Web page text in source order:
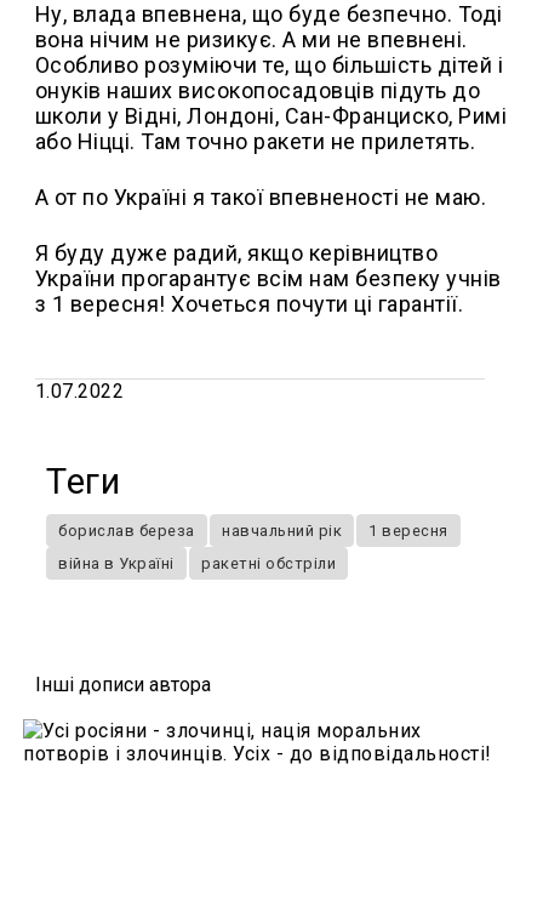
Ну, влада впевнена, що буде безпечно. Тоді
вона нічим не ризикує. А ми не впевнені.
Особливо розуміючи те, що більшість дітей і
онуків наших високопосадовців підуть до
школи у Відні, Лондоні, Сан-Франциско, Римі
або Ніцці. Там точно ракети не прилетять.
А от по Україні я такої впевненості не маю.
Я буду дуже радий, якщо керівництво
України прогарантує всім нам безпеку учнів
з 1 вересня! Хочеться почути ці гарантії.
1.07.2022
Теги
борислав береза навчальний рік
1 вересня
війна в Україні
ракетні обстріли
Iншi дописи автора